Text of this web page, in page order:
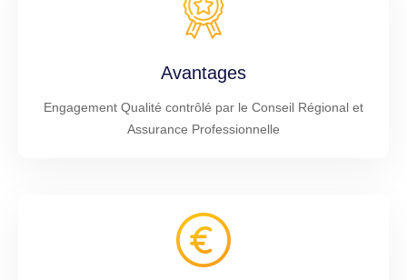
Avantages
Engagement Qualité contrôlé par le Conseil Régional et
Assurance Professionnelle